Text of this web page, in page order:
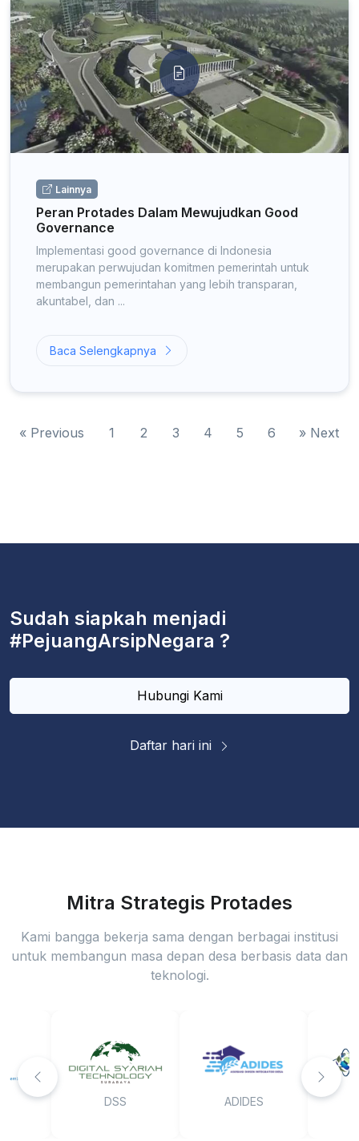
Lainnya
Peran Protades Dalam Mewujudkan Good
Governance
Implementasi good governance di Indonesia
merupakan perwujudan komitmen pemerintah untuk
membangun pemerintahan yang lebih transparan,
akuntabel, dan ...
Baca Selengkapnya
« Previous 1 2 3 4 5 6 » Next
Sudah siapkah menjadi
#PejuangArsipNegara ?
Hubungi Kami
Daftar hari ini
Mitra Strategis Protades
Kami bangga bekerja sama dengan berbagai institusi
untuk membangun masa depan desa berbasis data dan
teknologi.
DSS ADIDES